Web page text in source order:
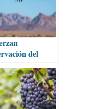
del